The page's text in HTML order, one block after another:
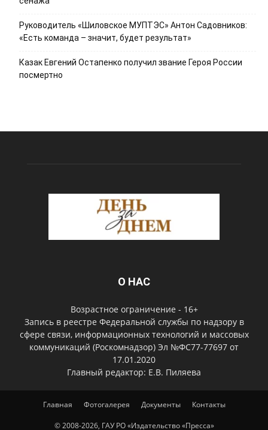
Руководитель «Шиловское МУПТЭС» Антон Садовников:
«Есть команда – значит, будет результат»
Казак Евгений Остапенко получил звание Героя России
посмертно
О НАС
Возрастное ограничение - 16+
Запись в реестре Федеральной службы по надзору в
сфере связи, информационных технологий и массовых
коммуникаций (Роскомнадзор) Эл №ФС77-77697 от
17.01.2020
Главный редактор: Е.В. Пиляева
Главная Фотогалерея Документы Контакты
© 2008-2026, ГАУ РО «Издательство «Пресса»